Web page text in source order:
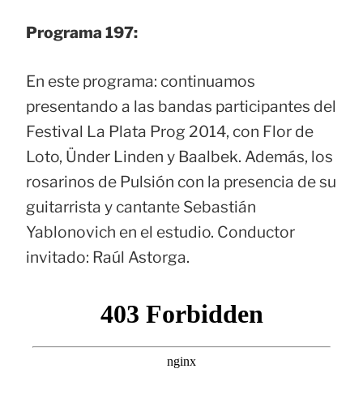
Programa 197:
En este programa: continuamos
presentando a las bandas participantes del
Festival La Plata Prog 2014, con Flor de
Loto, Ünder Linden y Baalbek. Además, los
rosarinos de Pulsión con la presencia de su
guitarrista y cantante Sebastián
Yablonovich en el estudio. Conductor
invitado: Raúl Astorga.